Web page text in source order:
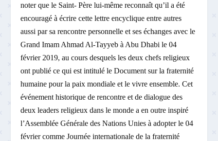
noter que le Saint- Père lui-même reconnaît qu’il a été
encouragé à écrire cette lettre encyclique entre autres
aussi par sa rencontre personnelle et ses échanges avec le
Grand Imam Ahmad Al-Tayyeb à Abu Dhabi le 04
février 2019, au cours desquels les deux chefs religieux
ont publié ce qui est intitulé le Document sur la fraternité
humaine pour la paix mondiale et le vivre ensemble. Cet
événement historique de rencontre et de dialogue des
deux leaders religieux dans le monde a en outre inspiré
l’Assemblée Générale des Nations Unies à adopter le 04
février comme Journée internationale de la fraternité